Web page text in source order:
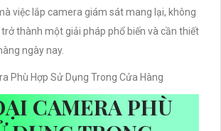
việc lắp camera giám sát mang lại, không
trở thành một giải pháp phổ biến và cần thiết
ngày nay.
CAMERA PHÙ